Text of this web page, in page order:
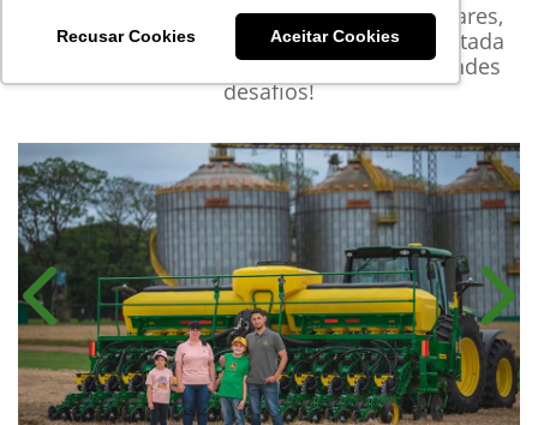
Recusar Cookies Aceitar Cookies
Preparada para enfrentar terrenos irregulares,
com grande quantidade de palhada. Projetada
para entregar grandes resultados em grandes
desafios!​
Anterior